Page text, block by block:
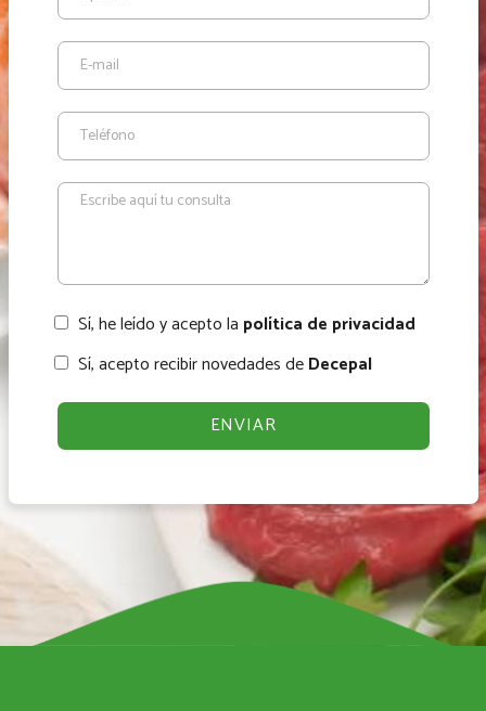
Sí, he leído y acepto la política de privacidad
Sí, acepto recibir novedades deDecepal